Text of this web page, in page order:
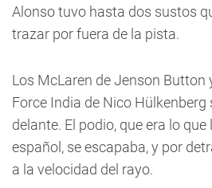
Alonso tuvo hasta dos sustos
trazar por fuera de la pista.
Los McLaren de Jenson Button
Force India de Nico Hülkenberg
delante. El podio, que era lo que
español, se escapaba, y por
a la velocidad del rayo.